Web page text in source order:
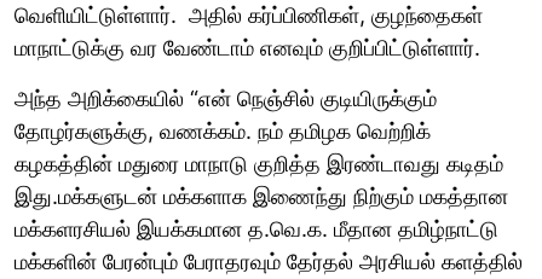
வெளியிட்டுள்ளார். அதில் கர்ப்பிணிகள், குழந்தைகள்
மாநாட்டுக்கு வர வேண்டாம் எனவும் குறிப்பிட்டுள்ளார்.
அந்த அறிக்கையில் “என் நெஞ்சில் குடியிருக்கும்
தோழர்களுக்கு, வணக்கம். நம் தமிழக வெற்றிக்
கழகத்தின் மதுரை மாநாடு குறித்த இரண்டாவது கடிதம்
இது.மக்களுடன் மக்களாக இணைந்து நிற்கும் மகத்தான
மக்களரசியல் இயக்கமான த.வெ.க. மீதான தமிழ்நாட்டு
மக்களின் பேரன்பும் பேராதரவும் தேர்தல் அரசியல் களத்தில்